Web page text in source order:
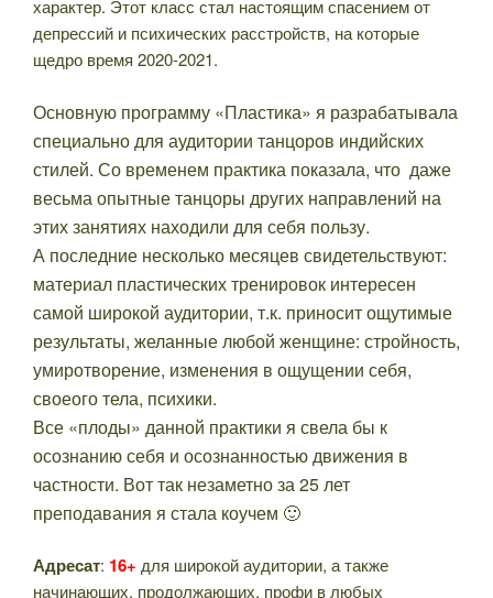
характер. Этот класс стал настоящим спасением от
депрессий и психических расстройств, на которые
щедро время 2020-2021.
Основную программу «Пластика» я разрабатывала
специально для аудитории танцоров индийских
стилей. Со временем практика показала, что даже
весьма опытные танцоры других направлений на
этих занятиях находили для себя пользу.
А последние несколько месяцев свидетельствуют:
материал пластических тренировок интересен
самой широкой аудитории, т.к. приносит ощутимые
результаты, желанные любой женщине: стройность,
умиротворение, изменения в ощущении себя,
своеого тела, психики.
Все «плоды» данной практики я свела бы к
осознанию себя и осознанностью движения в
частности. Вот так незаметно за 25 лет
преподавания я стала коучем 🙂
Адресат: 16+ для широкой аудитории, а также
начинающих, продолжающих, профи в любых